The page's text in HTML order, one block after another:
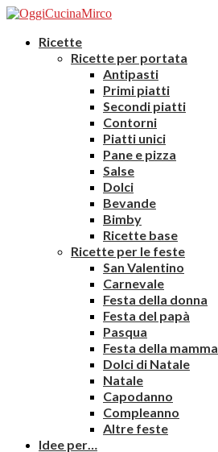
Ricette
Ricette per portata
Antipasti
Primi piatti
Secondi piatti
Contorni
Piatti unici
Pane e pizza
Salse
Dolci
Bevande
Bimby
Ricette base
Ricette per le feste
San Valentino
Carnevale
Festa della donna
Festa del papà
Pasqua
Festa della mamma
Dolci di Natale
Natale
Capodanno
Compleanno
Altre feste
Idee per…